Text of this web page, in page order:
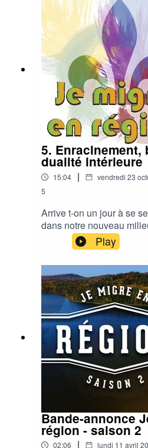
Découvrez comment
immigrantes y sont
témoignages et les
professeure
relations interculturelles
l’immigration.
5.
dualité intérieure
15:04 | vendredi 23
5
Arrive t-on un jour à se
dans notre nouveau
épisode, on vous invite
de personnes
depuis plus d’une
témoignages et les
professeure
relations interculturelles
l’immigration.
Play
Bande-annonce
région - saison 2
02:06 | lundi 11 avril